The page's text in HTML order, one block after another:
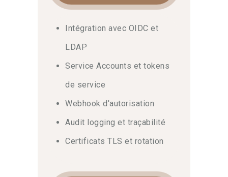
Intégration avec OIDC et
LDAP
Service Accounts et tokens
de service
Webhook d'autorisation
Audit logging et traçabilité
Certificats TLS et rotation